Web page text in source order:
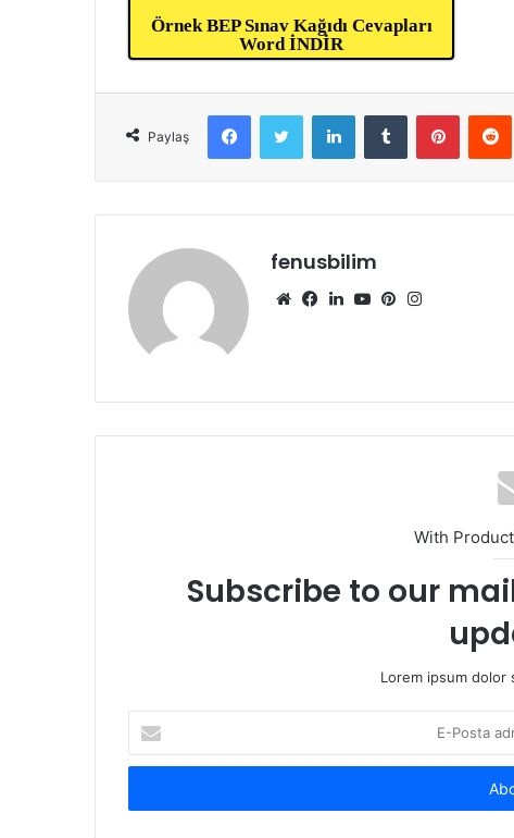
Örnek BEP Sınav Kağıdı Cevapları
Word İNDİR
Paylaş
FacebookTwitter LinkedInTumblr Pinterest
fenusbilim
Web Facebook
LinkedIn
YouTubePinterest
With
Subscribe to our
Lorem ipsum
Posta
adresinizi